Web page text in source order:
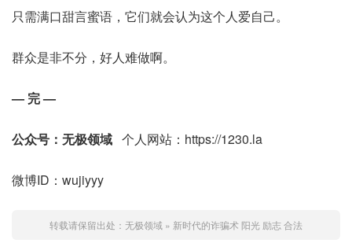
只需满口甜言蜜语，它们就会认为这个人爱自己。
群众是非不分，好人难做啊。
— 完 —
公众号：无极领域 个人网站：https://1230.la
微博ID：wujiyyy
转载请保留出处： 无极领域 » 新时代的诈骗术 阳光 励志 合法